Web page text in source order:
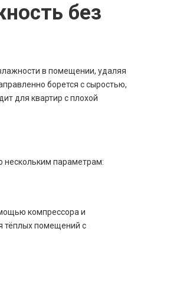
без
в помещении, удаляя
борется с сыростью,
для квартир с плохой
нескольким параметрам:
компрессора и
тёплых помещений с